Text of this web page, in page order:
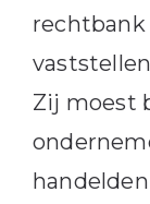
Zij moest